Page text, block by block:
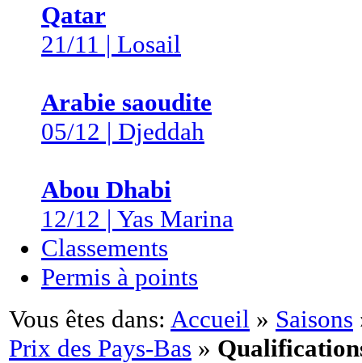
Qatar
21/11 | Losail
Arabie saoudite
05/12 | Djeddah
Abou Dhabi
12/12 | Yas Marina
Classements
Permis à points
Vous êtes dans: Accueil » Saisons
Prix des Pays-Bas »